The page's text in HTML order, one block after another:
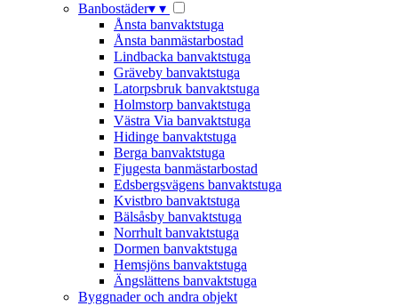
Banbostäder▾ ▾
Ånsta banvaktstuga
Ånsta banmästarbostad
Lindbacka banvaktstuga
Gräveby banvaktstuga
Latorpsbruk banvaktstuga
Holmstorp banvaktstuga
Västra Via banvaktstuga
Hidinge banvaktstuga
Berga banvaktstuga
Fjugesta banmästarbostad
Edsbergsvägens banvaktstuga
Kvistbro banvaktstuga
Bälsåsby banvaktstuga
Norrhult banvaktstuga
Dormen banvaktstuga
Hemsjöns banvaktstuga
Ängslättens banvaktstuga
Byggnader och andra objekt